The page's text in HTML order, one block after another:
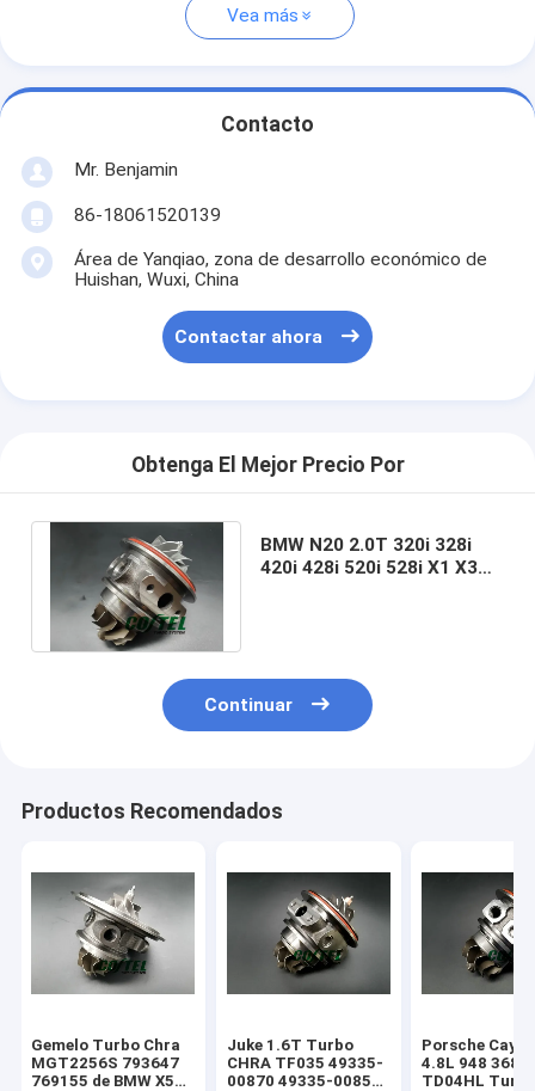
Vea más
Contacto
Mr. Benjamin
86-18061520139
Área de Yanqiao, zona de desarrollo económico de
Huishan, Wuxi, China
Contactar ahora
Obtenga El Mejor Precio Por
BMW N20 2.0T 320i 328i
420i 428i 520i 528i X1 X3
Continuar
Productos Recomendados
Gemelo Turbo Chra
MGT2256S 793647
769155 de BMW X5
Juke 1.6T Turbo
CHRA TF035 49335-
00870 49335-00850
Porsche
4.8L 948
TD04HL